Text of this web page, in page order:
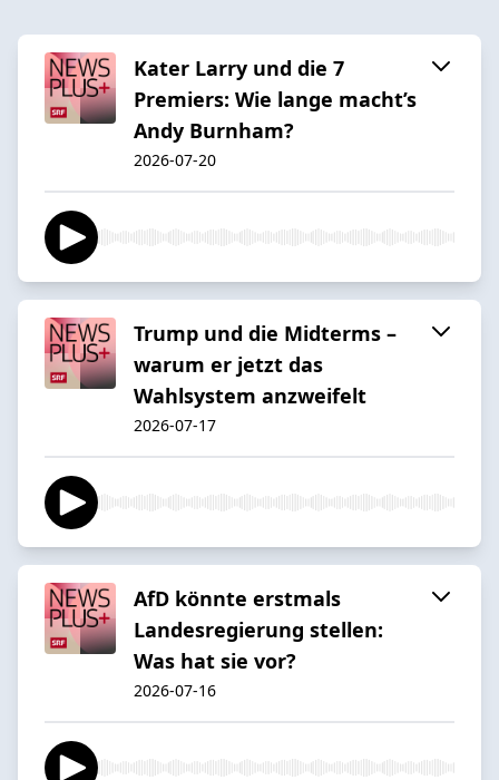
Kater Larry und die 7
Premiers: Wie lange macht’s
Andy Burnham?
2026-07-20
Trump und die Midterms –
warum er jetzt das
Wahlsystem anzweifelt
2026-07-17
AfD könnte erstmals
Landesregierung stellen:
Was hat sie vor?
2026-07-16